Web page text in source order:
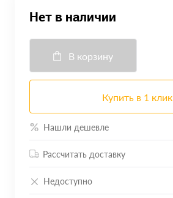
Нет в наличии
В корзину
Купить в 1 клик
Нашли дешевле
Рассчитать доставку
Недоступно